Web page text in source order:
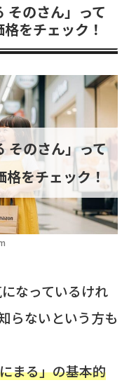
そのさん」って
をチェック！
そのさん」って
をチェック！
なっているけれ
らないという方も
まる」の基本的